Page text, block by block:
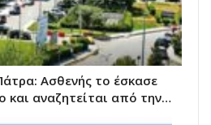
Ασθενής το έσκασε
και αναζητείται από την…